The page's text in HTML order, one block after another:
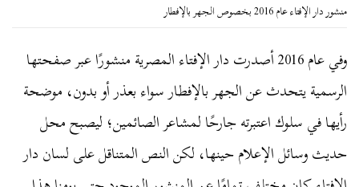
منشور دار الإفتاء عام 2016 بخصوص الجهر بالإفطار
وفي عام 2016 أصدرت دار الإفتاء المصرية منشورًا عبر صفحتها
الرسمية يتحدث عن الجهر بالإفطار سواء بعذر أو بدون، موضحة
رأيها في سلوك اعتبرته جارحًا لمشاعر الصائمين؛ ليصبح محل
حديث وسائل الإعلام حينها، لكن النص المتناقل على لسان دار